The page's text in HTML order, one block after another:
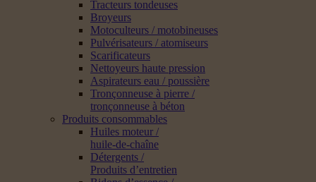
Tracteurs tondeuses
Broyeurs
Motoculteurs / motobineuses
Pulvérisateurs / atomiseurs
Scarificateurs
Nettoyeurs haute pression
Aspirateurs eau / poussière
Tronçonneuse à pierre /
tronçonneuse à béton
Produits consommables
Huiles moteur /
huile-de-chaîne
Détergents /
Produits d’entretien